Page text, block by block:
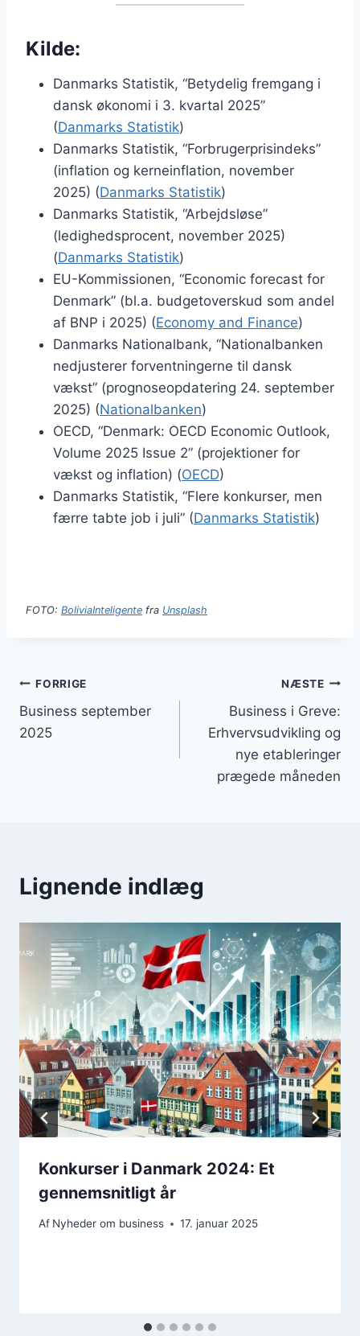
Kilde:
Danmarks Statistik, “Betydelig fremgang i
dansk økonomi i 3. kvartal 2025”
(Danmarks Statistik)
Danmarks Statistik, “Forbrugerprisindeks”
(inflation og kerneinflation, november
2025) (Danmarks Statistik)
Danmarks Statistik, “Arbejdsløse”
(ledighedsprocent, november 2025)
(Danmarks Statistik)
EU-Kommissionen, “Economic forecast for
Denmark” (bl.a. budgetoverskud som andel
af BNP i 2025) (Economy and Finance)
Danmarks Nationalbank, “Nationalbanken
nedjusterer forventningerne til dansk
vækst” (prognoseopdatering 24. september
2025) (Nationalbanken)
OECD, “Denmark: OECD Economic Outlook,
Volume 2025 Issue 2” (projektioner for
vækst og inflation) (OECD)
Danmarks Statistik, “Flere konkurser, men
færre tabte job i juli” (Danmarks Statistik)
FOTO: BoliviaInteligente fra Unsplash
Indlægsnavigation
FORRIGE
Business september
2025
NÆSTE
Business i Greve:
Erhvervsudvikling og
nye etableringer
prægede måneden
Lignende indlæg
Konkurser i Danmark 2024: Et
gennemsnitligt år
Af Nyheder om business 17. januar 2025